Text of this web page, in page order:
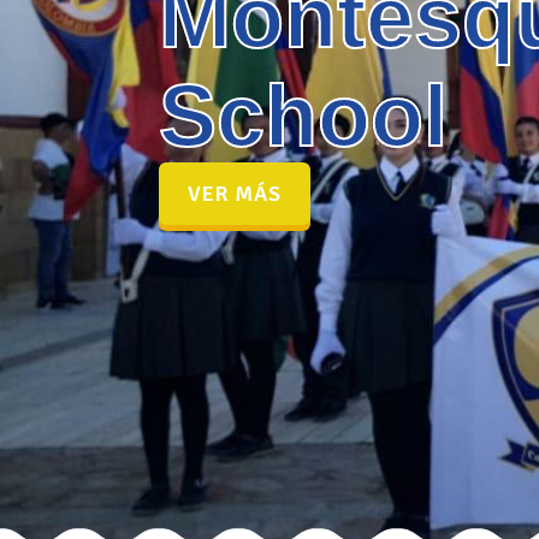
School
VER MÁS